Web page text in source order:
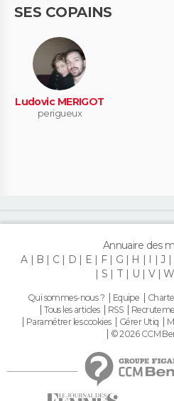
SES COPAINS
Ludovic MERIGOT
perigueux
Annuaire des
A
B C D E F G H J
S
T U V W
Qui sommes-nous ? Equipe
Tous les articles
RSS
Paramétrer les cookies
Gérer Utiq
© 2026 CCM